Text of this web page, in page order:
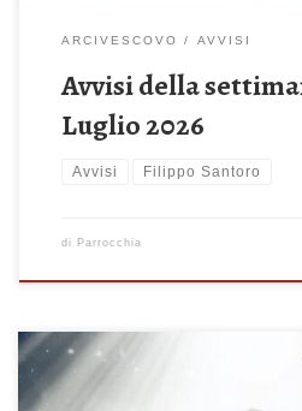
ARCIVESCOVO AVVISI
Avvisi della
Luglio 2026
Avvisi Filippo Santoro
di Parrocchia